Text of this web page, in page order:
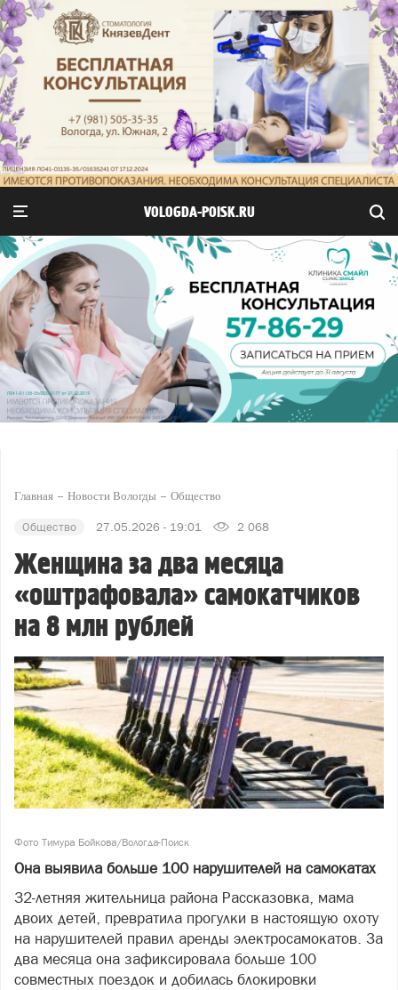
VOLOGDA-POISK.RU
Главная Новости Вологды Общество
Общество 27.05.2026 - 19:01 2 068
Женщина за два месяца
«оштрафовала» самокатчиков
на 8 млн рублей
Фото Тимура Бойкова/Вологда-Поиск
Она выявила больше 100 нарушителей на самокатах
32-летняя жительница района Рассказовка, мама
двоих детей, превратила прогулки в настоящую охоту
на нарушителей правил аренды электросамокатов. За
два месяца она зафиксировала больше 100
совместных поездок и добилась блокировки